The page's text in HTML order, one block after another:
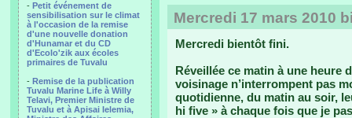
- Petit événement de
sensibilisation sur le climat
à l'occasion de la remise
d'une nouvelle donation
d'Hunamar et du CD
d'Ecolo'zik aux écoles
primaires de Tuvalu
- Remise de la publication
Tuvalu Marine Life à Willy
Telavi, Premier Ministre de
Tuvalu et à Apisai Ielemia,
Mercredi 17 mars 2010
Mercredi bientôt fini.
Réveillée ce matin à une heure
voisinage n’interrompent pas
quotidienne, du matin au soir,
hi five » à chaque fois que je